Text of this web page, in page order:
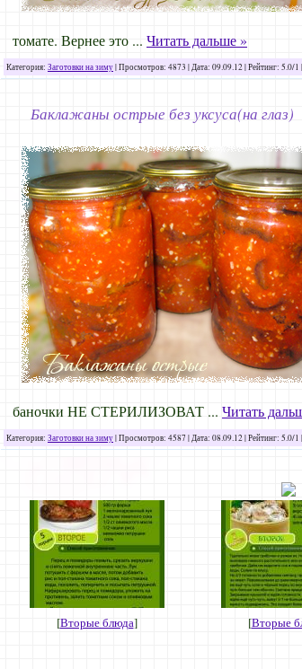
томате. Вернее это ... Читать дальше »
Категория: Заготовки на зиму| Просмотров: 4873 | Дата: 09.09.12| Рейтинг: 5.0/1 |
Баклажаны острые без уксуса(на глаз)
баночки НЕ СТЕРИЛИЗОВАТ ... Читать
Категория: Заготовки на зиму| Просмотров: 4587 | Дата: 08.09.12| Рейтинг: 5.0/1 |
[Вторые блюда] [Вторые